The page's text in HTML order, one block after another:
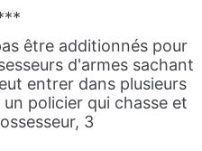
être additionnés pour
d'armes sachant
entrer dans plusieurs
policier qui chasse et
3